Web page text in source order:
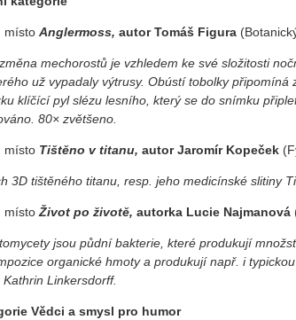
místo Anglermoss, autor Tomáš Figura
mechorostů je vzhledem ke své složitosti
už vypadaly výtrusy. Obústí tobolky
klíčící pyl slézu lesního, který se do snímku
80× zvětšeno.
místo Tištěno v titanu, autor Jaromír Kopeček
3D tištěného titanu, resp. jeho medicínské slitiny
místoŽivot po životě, autorka Lucie Najmanová
jsou půdní bakterie, které produkují
organické hmoty a produkují např. i
Linkersdorff.
Vědci a smysl pro humor